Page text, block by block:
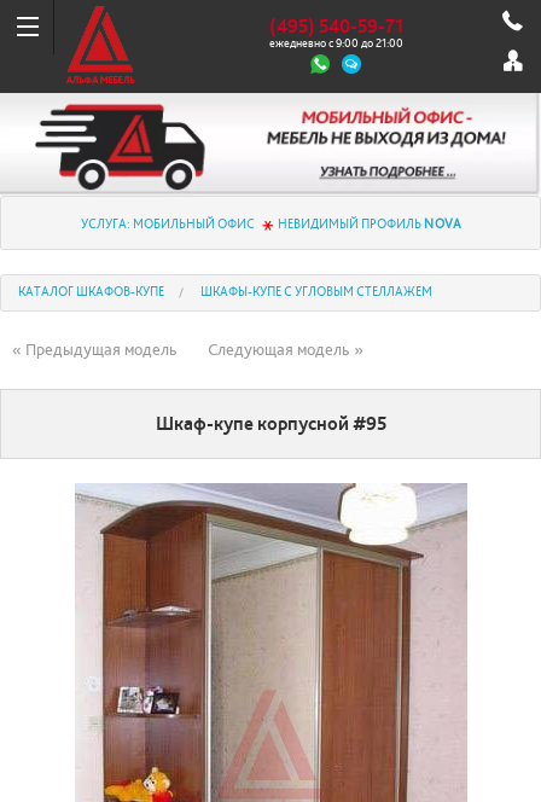
(495) 540-59-71
ежедневно с 9:00 до 21:00
УСЛУГА: МОБИЛЬНЫЙ ОФИС НЕВИДИМЫЙ ПРОФИЛЬ NOVA
КАТАЛОГ ШКАФОВ-КУПЕ ШКАФЫ-КУПЕ С УГЛОВЫМ СТЕЛЛАЖЕМ
« Предыдущая модель Следующая модель »
Шкаф-купе корпусной #95